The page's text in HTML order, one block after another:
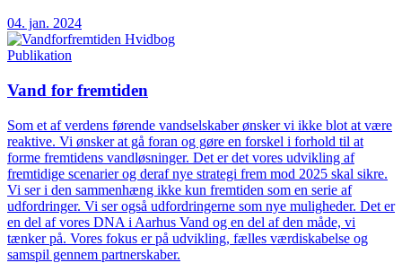
04. jan. 2024
Publikation
Vand for fremtiden
Som et af verdens førende vandselskaber ønsker vi ikke blot at være
reaktive. Vi ønsker at gå foran og gøre en forskel i forhold til at
forme fremtidens vandløsninger. Det er det vores udvikling af
fremtidige scenarier og deraf nye strategi frem mod 2025 skal sikre.
Vi ser i den sammenhæng ikke kun fremtiden som en serie af
udfordringer. Vi ser også udfordringerne som nye muligheder. Det er
en del af vores DNA i Aarhus Vand og en del af den måde, vi
tænker på. Vores fokus er på udvikling, fælles værdiskabelse og
samspil gennem partnerskaber.